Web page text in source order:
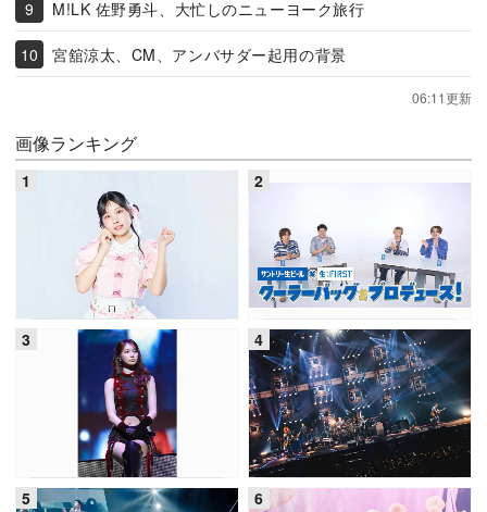
M!LK 佐野勇斗、大忙しのニューヨーク旅行
宮舘涼太、CM、アンバサダー起用の背景
06:11更新
画像ランキング